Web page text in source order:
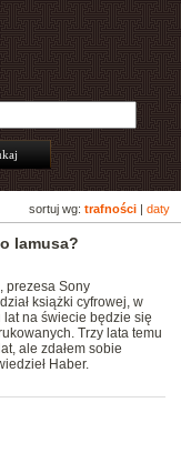
sortuj wg: trafności daty
lamusa?
prezesa Sony
książki cyfrowej, w
na świecie będzie się
Trzy lata temu
ale zdałem sobie
Haber.